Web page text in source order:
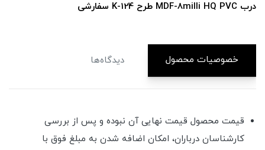
درب MDF-8milli HQ PVC طرح K-124 سفارشی
خصوصیات محصول دیدگاه‌ها
قیمت محصول قیمت نهایی آن نبوده و پس از بررسی
کارشناسان درباران، امکان اضافه شدن به مبلغ فوق با